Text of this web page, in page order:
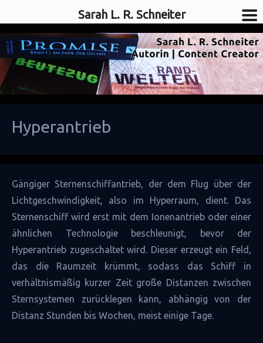
Sarah L. R. Schneiter
Hyperantrieb
Gängiger Sternenschiffantrieb, der dem Flug über der
Lichtgeschwindigkeit, also im Hyperraum, dient. Das
Sternenschiffwird erst mit dem Ionenantrieboder einer
ähnlichen Technologie beschleunigt, bevor der
Hyperantrieb zugeschaltet wird. Dieser erzeugt ein Feld,
das die Raumzeit krümmt, sodass das Schiff in
verhältnismäßig kurzer Zeit große Distanzen zwischen
Sternsystemen zurücklegen kann, abhängig von der
Distanz Stunden bis Wochen, meist einige Tage.
Sarah L. R. Schneiter